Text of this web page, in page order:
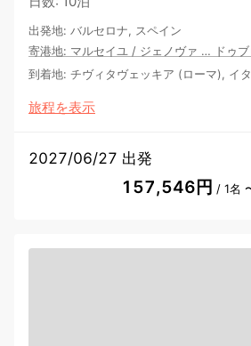
出発地: バルセロナ, スペイン
寄港地: マルセイユ / ジェノヴァ … ドゥ
到着地: チヴィタヴェッキア (ローマ), イ
旅程を表示
2027/06/27 出発
157,546円 / 1名